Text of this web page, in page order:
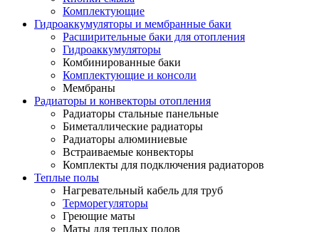
Комплектующие
Гидроаккумуляторы и мембранные баки
Расширительные баки для отопления
Гидроаккумуляторы
Комбинированные баки
Комплектующие и консоли
Мембраны
Радиаторы и конвекторы отопления
Радиаторы стальные панельные
Биметаллические радиаторы
Радиаторы алюминиевые
Встраиваемые конвекторы
Комплекты для подключения радиаторов
Теплые полы
Нагревательный кабель для труб
Терморегуляторы
Греющие маты
Маты для теплых полов